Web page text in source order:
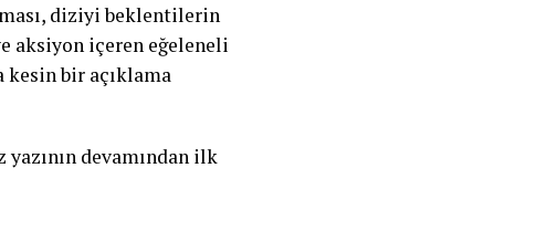
diziyi beklentilerin
aksiyon içeren eğeleneli
kesin bir açıklama
devamından ilk